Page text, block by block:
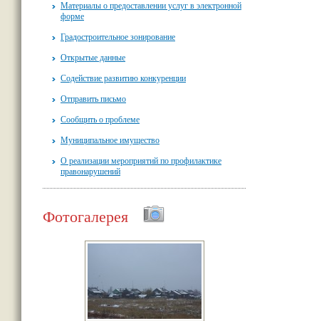
Материалы о предоставлении услуг в электронной
форме
Градостроительное зонирование
Открытые данные
Содействие развитию конкуренции
Отправить письмо
Сообщить о проблеме
Муниципальное имущество
О реализации мероприятий по профилактике
правонарушений
Фотогалерея